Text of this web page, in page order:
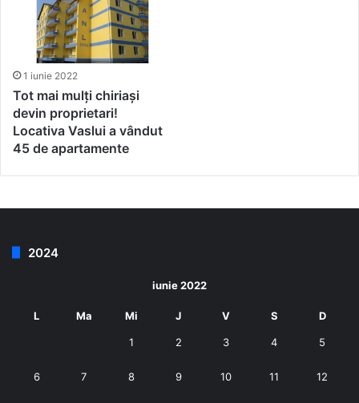
1 iunie 2022
Tot mai mulți chiriași
devin proprietari!
Locativa Vaslui a vândut
45 de apartamente
2024
iunie 2022
L Ma Mi J V S D
1 2 3 4 5
6 7 8 9 10 11 12